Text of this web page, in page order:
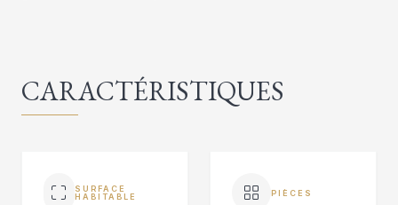
CARACTÉRISTIQUES
SURFACE
HABITABLE
PIÈCES